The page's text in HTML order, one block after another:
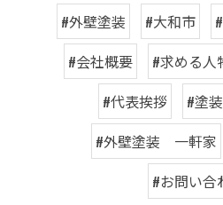
#外壁塗装 #大和市
#会社概要
#求める人
#代表挨拶
#塗
#外壁塗装 一軒家
#お問い合